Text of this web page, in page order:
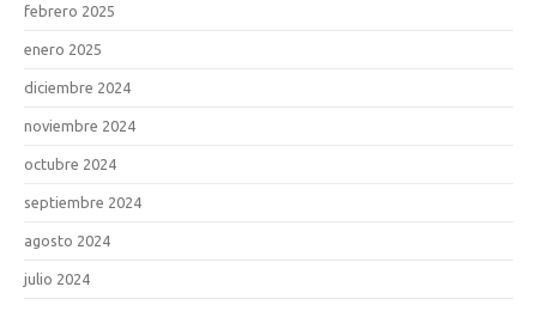
febrero 2025
enero 2025
diciembre 2024
noviembre 2024
octubre 2024
septiembre 2024
agosto 2024
julio 2024